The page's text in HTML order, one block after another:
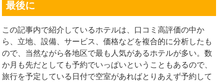
最後に
この記事内で紹介しているホテルは、口コミ高評価の中か
ら、立地、設備、サービス、価格などを複合的に分析したも
ので、当然ながら各地区で最も人気があるホテルが多い。数
か月も先だとしても予約でいっぱいということもあるので、
旅行を予定している日付で空室があればとりあえず予約して